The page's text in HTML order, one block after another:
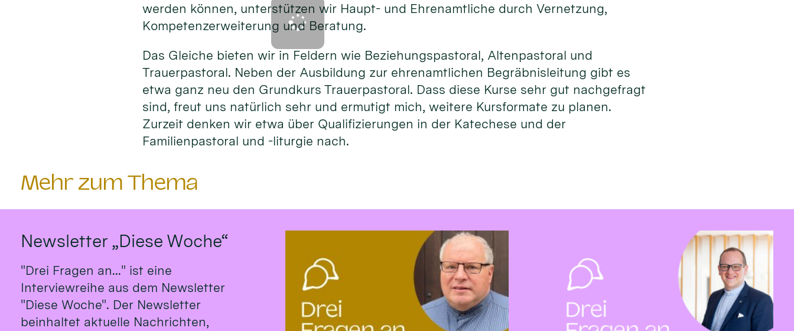
werden können, unterstützen wir Haupt- und Ehrenamtliche durch Vernetzung,
Kompetenzerweiterung und Beratung.
Das Gleiche bieten wir in Feldern wie Beziehungspastoral, Altenpastoral und
Trauerpastoral. Neben der Ausbildung zur ehrenamtlichen Begräbnisleitung gibt es
etwa ganz neu den Grundkurs Trauerpastoral. Dass diese Kurse sehr gut nachgefragt
sind, freut uns natürlich sehr und ermutigt mich, weitere Kursformate zu planen.
Zurzeit denken wir etwa über Qualifizierungen in der Katechese und der
Familienpastoral und -liturgie nach.
Mehr zum Thema
Newsletter „Diese Woche“
"Drei Fragen an..." ist eine
Interviewreihe aus dem Newsletter
"Diese Woche". Der Newsletter
beinhaltet aktuelle Nachrichten,